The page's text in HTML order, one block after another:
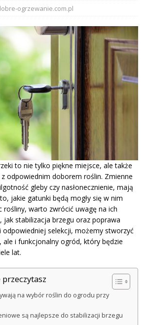
ogrzewanie.com.pl
to nie tylko piękne miejsce, ale także
odpowiednim doborem roślin. Zmienne
gleby czy nasłonecznienie, mają
jakie gatunki będą mogły się w nim
rośliny, warto zwrócić uwagę na ich
jak stabilizacja brzegu oraz poprawa
odpowiedniej selekcji, możemy stworzyć
ale i funkcjonalny ogród, który będzie
lat.
na wybór roślin do ogrodu przy
są najlepsze do stabilizacji brzegu